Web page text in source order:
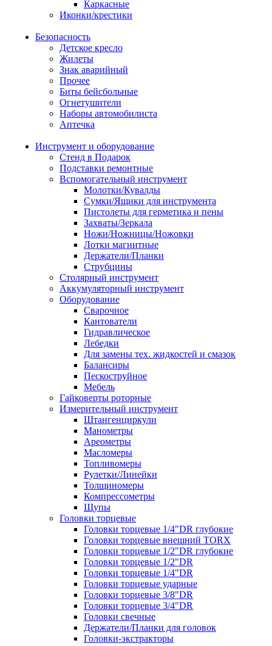
Каркасные
Иконки/крестики
Безопасность
Детское кресло
Жилеты
Знак аварийный
Прочее
Биты бейсбольные
Огнетушители
Наборы автомобилиста
Аптечка
Инструмент и оборудование
Стенд в Подарок
Подставки ремонтные
Вспомогательный инструмент
Молотки/Кувалды
Сумки/Ящики для инструмента
Пистолеты для герметика и пены
Захваты/Зеркала
Ножи/Ножницы/Ножовки
Лотки магнитные
Держатели/Планки
Струбцины
Столярный инструмент
Аккумуляторный инструмент
Оборудование
Сварочное
Кантователи
Гидравлическое
Лебедки
Для замены тех. жидкостей и смазок
Балансиры
Пескоструйное
Мебель
Гайковерты роторные
Измерительный инструмент
Штангенциркули
Манометры
Ареометры
Масломеры
Топливомеры
Рулетки/Линейки
Толщиномеры
Компрессометры
Щупы
Головки торцевые
Головки торцевые 1/4"DR глубокие
Головки торцевые внешний TORX
Головки торцевые 1/2"DR глубокие
Головки торцевые 1/2"DR
Головки торцевые 1/4"DR
Головки торцевые ударные
Головки торцевые 3/8"DR
Головки торцевые 3/4"DR
Головки свечные
Держатели/Планки для головок
Головки-экстракторы